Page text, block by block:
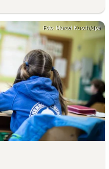
Foto: Marcel Kusch/dpa